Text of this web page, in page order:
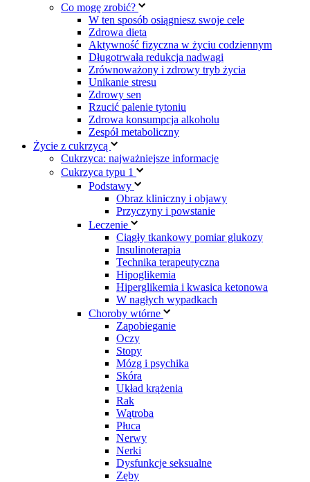
Co mogę zrobić?
W ten sposób osiągniesz swoje cele
Zdrowa dieta
Aktywność fizyczna w życiu codziennym
Długotrwała redukcja nadwagi
Zrównoważony i zdrowy tryb życia
Unikanie stresu
Zdrowy sen
Rzucić palenie tytoniu
Zdrowa konsumpcja alkoholu
Zespół metaboliczny
Życie z cukrzycą
Cukrzyca: najważniejsze informacje
Cukrzyca typu 1
Podstawy
Obraz kliniczny i objawy
Przyczyny i powstanie
Leczenie
Ciągły tkankowy pomiar glukozy
Insulinoterapia
Technika terapeutyczna
Hipoglikemia
Hiperglikemia i kwasica ketonowa
W nagłych wypadkach
Choroby wtórne
Zapobieganie
Oczy
Stopy
Mózg i psychika
Skóra
Układ krążenia
Rak
Wątroba
Płuca
Nerwy
Nerki
Dysfunkcje seksualne
Zęby